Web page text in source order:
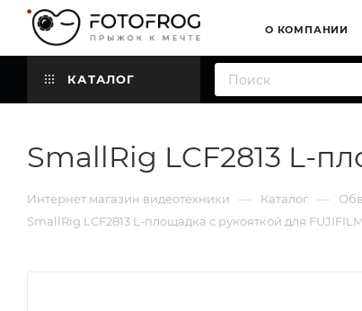
О КОМПАНИИ
КАТАЛОГ
SmallRig LCF2813 L-
Интернет магазин видеотехники — Каталог —
SmallRig LCF2813 L-площадка с рукояткой для